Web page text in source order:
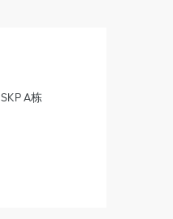
SKP A栋